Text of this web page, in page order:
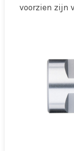
voorzien zijn